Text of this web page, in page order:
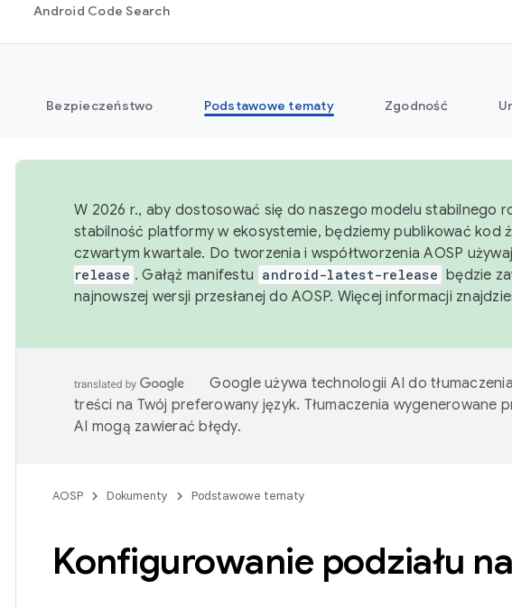
Android Code Search
Bezpieczeństwo Podstawowe tematy Zgodność
W 2026 r., aby dostosować się do naszego modelu stabilnego
stabilność platformy w ekosystemie, będziemy publikować kod
czwartym kwartale. Do tworzenia i współtworzenia AOSP
release . Gałąź manifestu android-latest-release będzie
najnowszej wersji przesłanej do AOSP. Więcej informacji
Google używa technologii AI do tłumaczenia
treści na Twój preferowany język. Tłumaczenia wygenerowane
AI mogą zawierać błędy.
AOSP Dokumenty Podstawowe tematy
Konfigurowanie podziału